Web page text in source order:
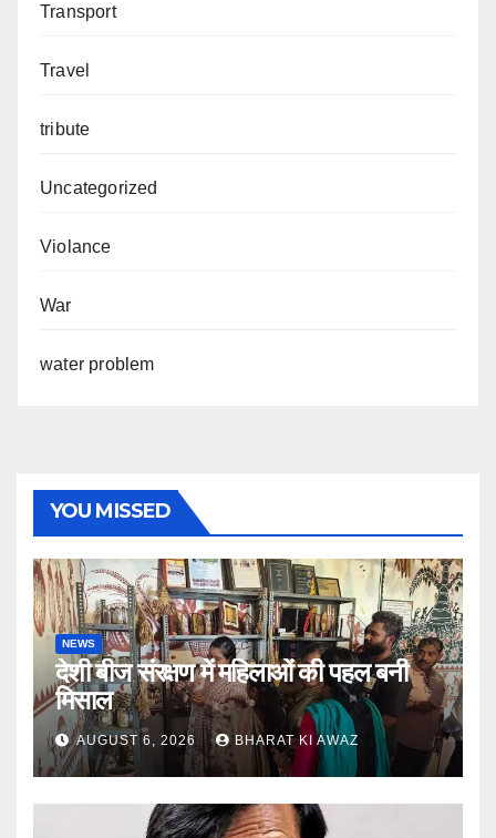
Transport
Travel
tribute
Uncategorized
Violance
War
water problem
YOU MISSED
NEWS
देशी बीज संरक्षण में महिलाओं की पहल बनी
मिसाल
AUGUST 6, 2026 BHARAT KI AWAZ